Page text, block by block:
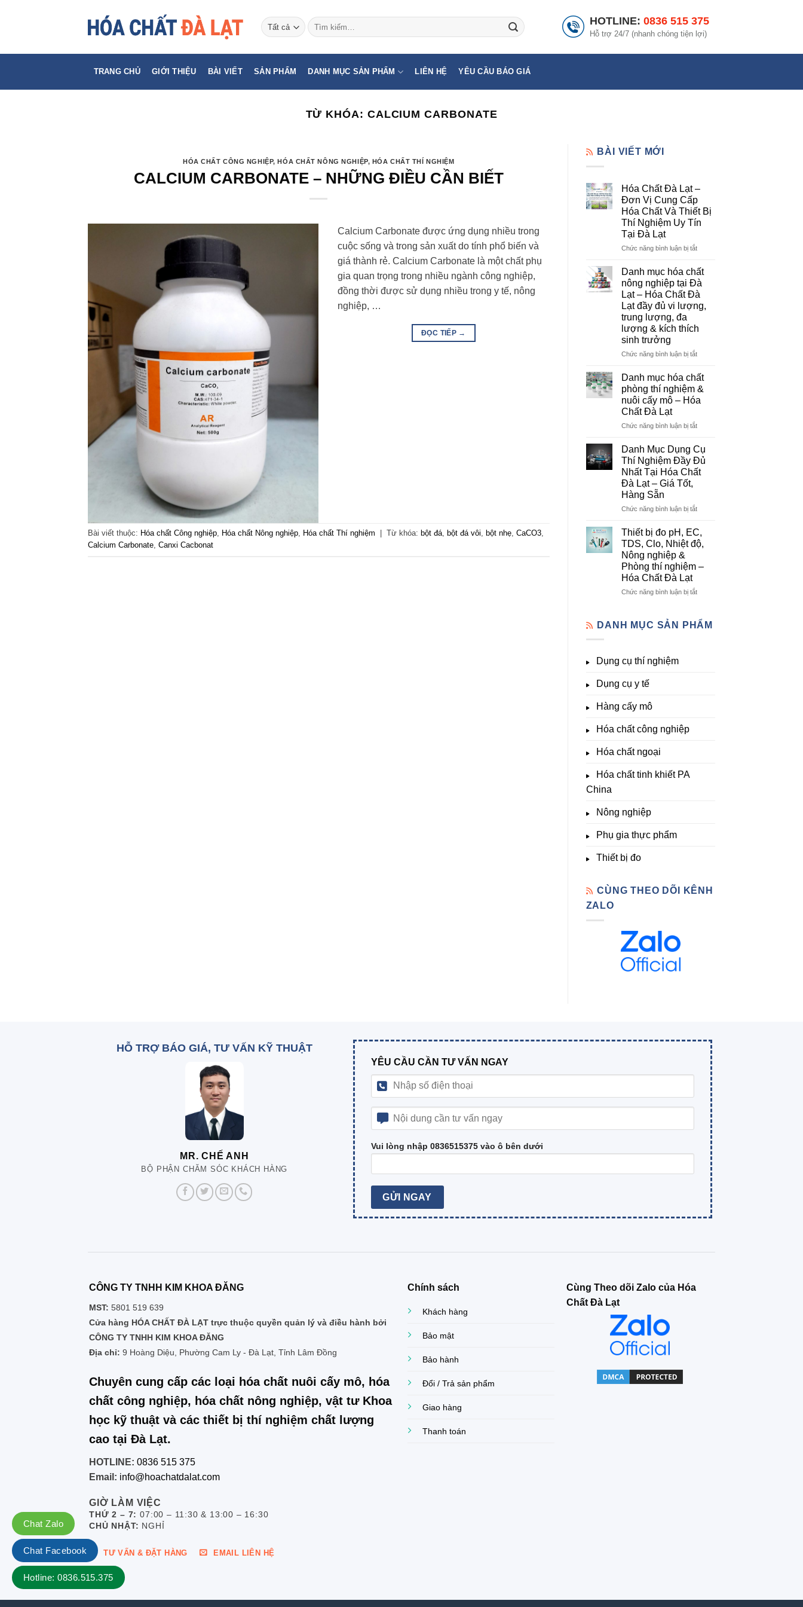
Chat Zalo
Chat Facebook
Hotline: 0836.515.375
Tìm
kiếm:
HOTLINE: 0836 515 375
Hỗ trợ 24/7 (nhanh chóng tiện lợi)
TRANG CHỦ GIỚI THIỆU BÀI VIẾT SẢN PHẨM DANH MỤC SẢN PHẨM LIÊN HỆ YÊU CẦU BÁO GIÁ
TỪ KHÓA: CALCIUM CARBONATE
HÓA CHẤT CÔNG NGHIỆP,HÓA CHẤT NÔNG NGHIỆP, HÓA CHẤT THÍ NGHIỆM
CALCIUM CARBONATE – NHỮNG ĐIỀU CẦN BIẾT
Calcium Carbonate được ứng dụng nhiều trong
cuộc sống và trong sản xuất do tính phổ biến và
giá thành rẻ. Calcium Carbonate là một chất phụ
gia quan trọng trong nhiều ngành công nghiệp,
đồng thời được sử dụng nhiều trong y tế, nông
nghiệp, …
ĐỌC TIẾP →
Bài viết thuộc: Hóa chất Công nghiệp, Hóa chất Nông nghiệp, Hóa chất Thí nghiệm Từ khóa: bột đá, bột đá vôi, bột nhẹ, CaCO3,
Calcium Carbonate, Canxi Cacbonat
BÀI VIẾT MỚI
Hóa Chất Đà Lạt –
Đơn Vị Cung Cấp
Hóa Chất Và Thiết Bị
Thí Nghiệm Uy Tín
Tại Đà Lạt
Chức năng bình luận bị tắtở
Chất
Đà
Lạt
–
Đơn
Cung
Thiết
Bị
Thí
Tín
Đà
Lạt
Danh mục hóa chất
nông nghiệp tại Đà
Lạt – Hóa Chất Đà
Lạt đầy đủ vi lượng,
trung lượng, đa
lượng & kích thích
sinh trưởng
Chức năng bình luận bị tắtở
mục
chất
nông
tại
Lạt
–
Hóa
Chất
đầy
lượng,
trung
đa
sinh
trưởng
Danh mục hóa chất
phòng thí nghiệm &
nuôi cấy mô – Hóa
Chất Đà Lạt
Chức năng bình luận bị tắtở
mục
hóa
chất
phòng
&
mô
–
Chất
Danh Mục Dụng Cụ
Thí Nghiệm Đầy Đủ
Nhất Tại Hóa Chất
Đà Lạt – Giá Tốt,
Hàng Sẵn
Chức năng bình luận bị tắtở
Mục
Dụng
Cụ
Nghiệm
Đủ
Hóa
Chất
Thiết bị đo pH, EC,
TDS, Clo, Nhiệt độ,
Nông nghiệp &
Phòng thí nghiệm –
Hóa Chất Đà Lạt
Chức năng bình luận bị tắtở
đo
DANH MỤC SẢN PHẨM
Dụng cụ thí nghiệm
Dụng cụ y tế
Hàng cấy mô
Hóa chất công nghiệp
Hóa chất ngoại
Hóa chất tinh khiết PA
China
Nông nghiệp
Phụ gia thực phẩm
Thiết bị đo
CÙNG THEO DÕI KÊNH
ZALO
HỖ TRỢ BÁO GIÁ, TƯ VẤN KỸ THUẬT
MR. CHẾ ANH
BỘ PHẬN CHĂM SÓC KHÁCH HÀNG
YÊU CẦU CẦN TƯ VẤN NGAY
Vui lòng nhập 0836515375 vào ô bên dưới
CÔNG TY TNHH KIM KHOA ĐĂNG
MST: 5801 519 639
Cửa hàng HÓA CHẤT ĐÀ LẠT trực thuộc quyền quản lý và điều hành bởi
CÔNG TY TNHH KIM KHOA ĐĂNG
Địa chỉ: 9 Hoàng Diệu, Phường Cam Ly - Đà Lạt, Tỉnh Lâm Đồng
Chuyên cung cấp các loại hóa chất nuôi cấy mô, hóa
chất công nghiệp, hóa chất nông nghiệp, vật tư Khoa
học kỹ thuật và các thiết bị thí nghiệm chất lượng
cao tại Đà Lạt.
HOTLINE: 0836 515 375
Email: info@hoachatdalat.com
GIỜ LÀM VIỆC
THỨ 2 – 7:07:00 – 11:30 & 13:00 – 16:30
CHỦ NHẬT: NGHỈ
TƯ VẤN & ĐẶT HÀNG EMAIL LIÊN HỆ
Chính sách
Khách hàng
Bảo mật
Bảo hành
Đổi / Trả sản phẩm
Giao hàng
Thanh toán
Cùng Theo dõi Zalo của Hóa
Chất Đà Lạt